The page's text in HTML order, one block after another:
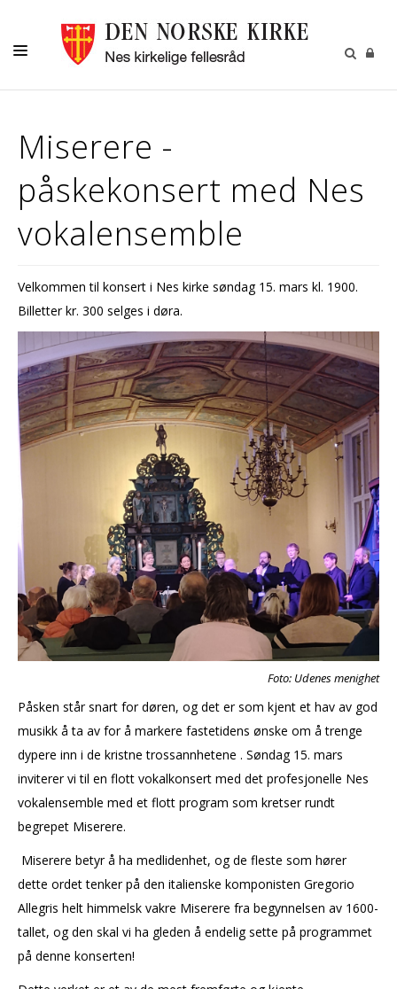
KONFIRMASJON
BRYLLUP
BEGRAVELSE
MUSIKK OG KULTUR
NESPOSTEN
OM OSS
Miserere -
påskekonsert med Nes
vokalensemble
Velkommen til konsert i Nes kirke søndag 15. mars kl. 1900.
Billetter kr. 300 selges i døra.
Foto: Udenes menighet
Påsken står snart for døren, og det er som kjent et hav av god
musikk å ta av for å markere fastetidens ønske om å trenge
dypere inn i de kristne trossannhetene . Søndag 15. mars
inviterer vi til en flott vokalkonsert med det profesjonelle Nes
vokalensemble med et flott program som kretser rundt
begrepet Miserere.
Miserere betyr å ha medlidenhet, og de fleste som hører
dette ordet tenker på den italienske komponisten Gregorio
Allegris helt himmelsk vakre Miserere fra begynnelsen av 1600-
tallet, og den skal vi ha gleden å endelig sette på programmet
på denne konserten!